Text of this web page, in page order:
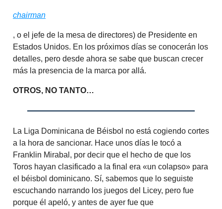
chairman
, o el jefe de la mesa de directores) de Presidente en
Estados Unidos. En los próximos días se conocerán los
detalles, pero desde ahora se sabe que buscan crecer
más la presencia de la marca por allá.
OTROS, NO TANTO…
La Liga Dominicana de Béisbol no está cogiendo cortes
a la hora de sancionar. Hace unos días le tocó a
Franklin Mirabal, por decir que el hecho de que los
Toros hayan clasificado a la final era «un colapso» para
el béisbol dominicano. Sí, sabemos que lo seguiste
escuchando narrando los juegos del Licey, pero fue
porque él apeló, y antes de ayer fue que